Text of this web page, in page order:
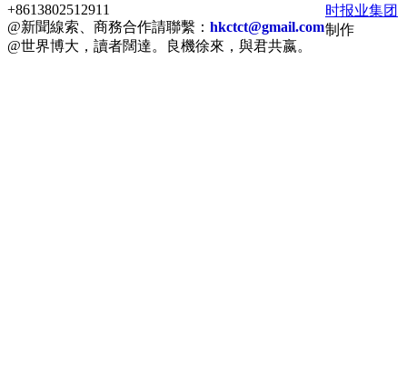
+8613802512911
@新聞線索、商務合作請聯繫： hkctct@gmail.com
@世界博大，讀者闊達。良機徐來，與君共嬴。
时报业集团
制作